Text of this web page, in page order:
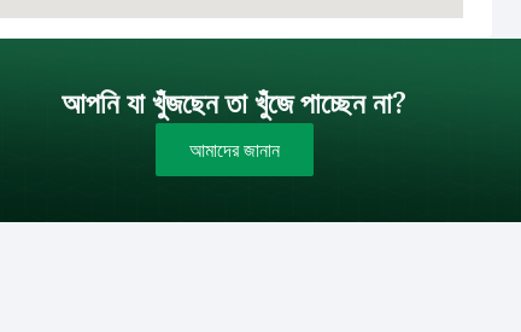
আপনি যা খুঁজছেন তা খুঁজে পাচ্ছেন না?
আমাদের জানান